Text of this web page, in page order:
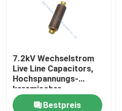
7.2kV Wechselstrom
Live Line Capacitors,
Hochspannungs-
keramischer
Kondensator 150pf
Bestpreis